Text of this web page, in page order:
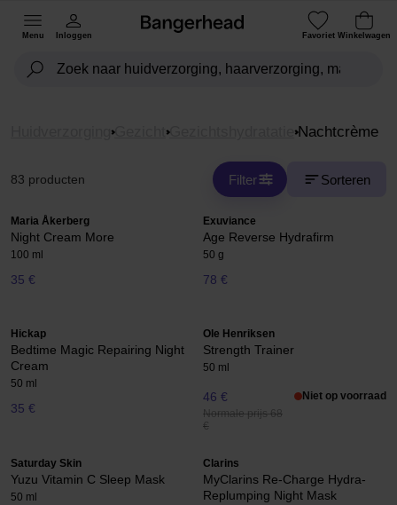
Menu Inloggen Favoriet Winkelwagen
Gezicht Gezichtshydratatie Nachtcrème
83 producten Filter Sorteren
Maria Åkerberg
Night Cream More
100 ml
35 €
Exuviance
Age Reverse Hydrafirm
50 g
78 €
Hickap
Bedtime Magic Repairing Night
Cream
50 ml
35 €
Ole Henriksen
Strength Trainer
50 ml
46 €
Normale prijs 68
€
Niet op voorraad
Saturday Skin
Yuzu Vitamin C Sleep Mask
50 ml
Clarins
MyClarins Re-Charge Hydra-
Replumping Night Mask